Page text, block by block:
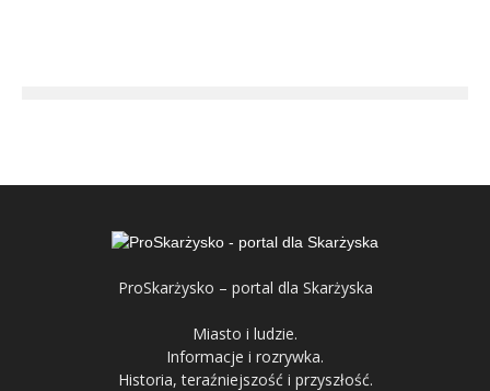
ProSkarżysko – portal dla Skarżyska
Miasto i ludzie.
Informacje i rozrywka.
Historia, teraźniejszość i przyszłość.